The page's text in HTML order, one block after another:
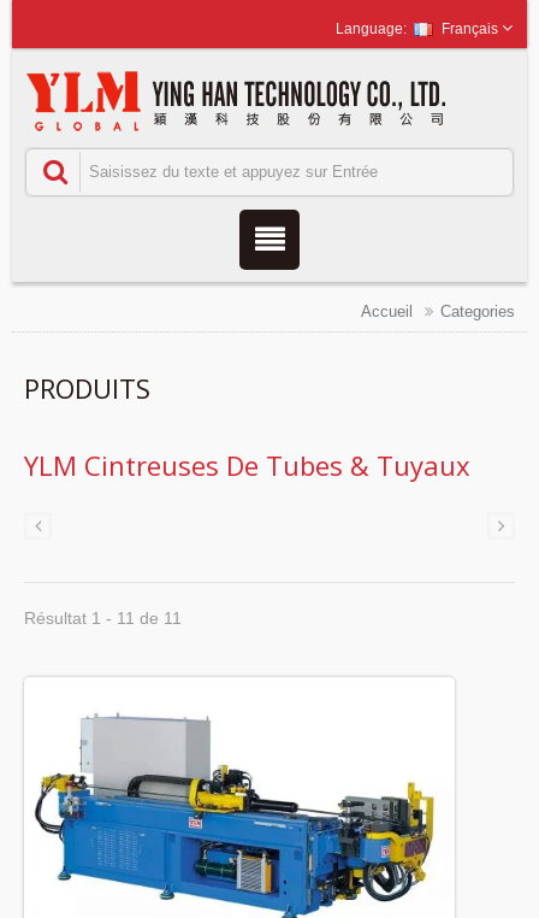
Français
Accueil Categories
PRODUITS
YLM Cintreuses De Tubes & Tuyaux
Résultat 1 - 11 de 11